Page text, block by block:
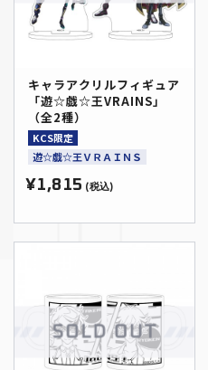
キャラアクリルフィギュア
「遊☆戯☆王VRAINS」
（全2種）
KCS限定
遊☆戯☆王ＶＲＡＩＮＳ
¥1,815 (税込)